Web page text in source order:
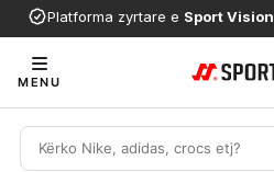
Platforma zyrtare e Sport Vision
MENU